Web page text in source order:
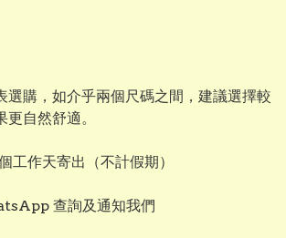
選購，如介乎兩個尺碼之間，建議選擇較
自然舒適。
工作天寄出（不計假期）
查詢及通知我們